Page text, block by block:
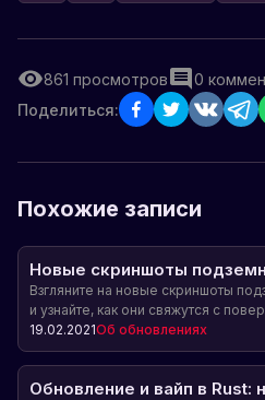
861 просмотров 0
Поделиться:
Похожие записи
Новые скриншоты
Взгляните на новые скриншоты
и узнайте, как они свяжутся с
доступ к монументам и
19.02.2021Об обновлениях
Обновление и вайп в Rust: